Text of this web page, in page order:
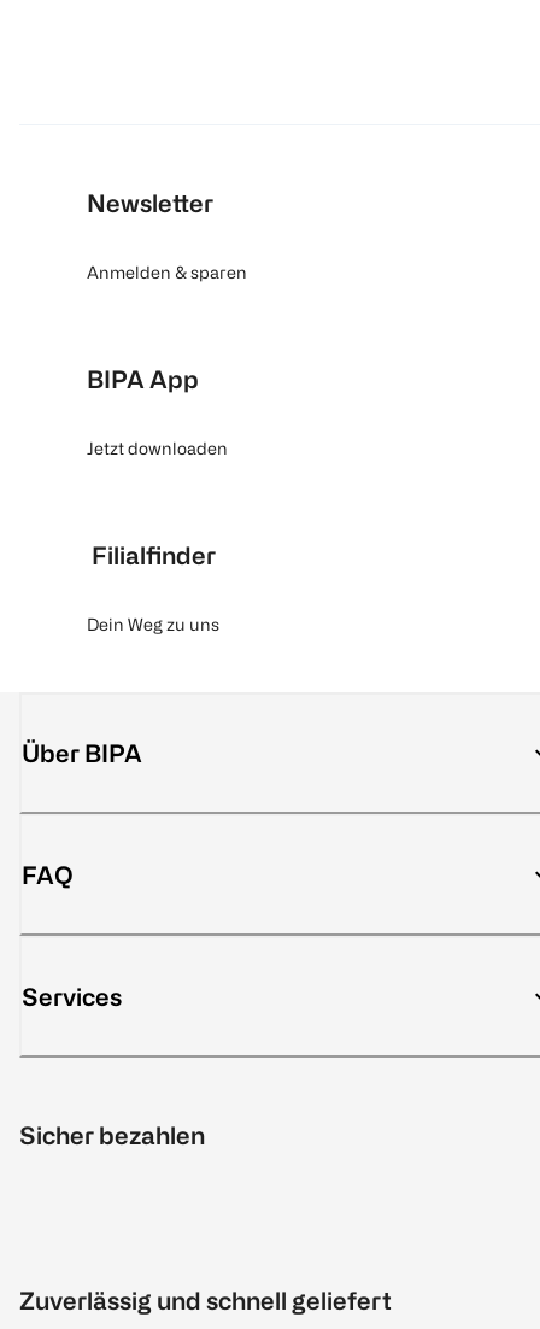
Newsletter
Anmelden & sparen
BIPA App
Jetzt downloaden
Filialfinder
Dein Weg zu uns
Über BIPA
FAQ
Services
Sicher bezahlen
Zuverlässig und schnell geliefert